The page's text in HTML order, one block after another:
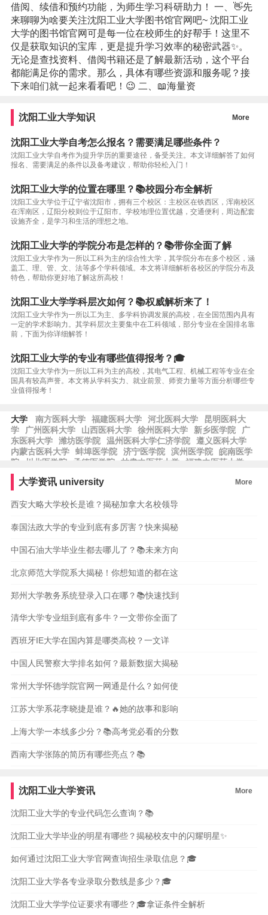
借阅、续借和预约功能，为师生学习科研助力！ 一、👋先
来聊聊为啥要关注沈阳工业大学图书馆官网吧~ 沈阳工业
大学的图书馆官网可是每一位在校师生的好帮手！这里不
仅是获取知识的宝库，更是提升学习效率的秘密武器✨。
无论是查找资料、借阅书籍还是了解最新活动，这个平台
都能满足你的需求。那么，具体有哪些资源和服务呢？接
下来咱们就一起来看看吧！😉 二、📖海量资
沈阳工业大学知识 More
沈阳工业大学自考怎么报名？需要满足哪些条件？
沈阳工业大学自考作为提升学历的重要途径，备受关注。本文详细解答了如何
报名、需要满足的条件以及备考建议，帮助你轻松入门！
沈阳工业大学的位置在哪里？📚校园分布全解析
沈阳工业大学位于辽宁省沈阳市，拥有三个校区：主校区在铁西区，浑南校区
在浑南区，辽阳分校则位于辽阳市。学校地理位置优越，交通便利，周边配套
设施齐全，是学习和生活的理想之地。
沈阳工业大学的学院分布是怎样的？📚带你全面了解
沈阳工业大学作为一所以工科为主的综合性大学，其学院分布在多个校区，涵
盖工、理、管、文、法等多个学科领域。本文将详细解析各校区的学院分布及
特色，帮助你更好地了解这所高校！
沈阳工业大学学科层次如何？📚权威解析来了！
沈阳工业大学作为一所以工为主、多学科协调发展的高校，在全国范围内具有
一定的学术影响力。其学科层次主要集中在工科领域，部分专业在全国排名靠
前，下面为你详细解答！
沈阳工业大学的专业有哪些值得报考？🎓
沈阳工业大学作为一所以工科为主的高校，其电气工程、机械工程等专业在全
国具有较高声誉。本文将从学科实力、就业前景、师资力量等方面分析哪些专
业值得报考！
大学 南方医科大学 福建医科大学 河北医科大学
昆明医科大
学
广州医科大学 山西医科大学 徐州医科大学 新乡医学院
广
东医科大学
潍坊医学院 温州医科大学仁济学院
遵义医科大学
内蒙古医科大学
蚌埠医学院 济宁医学院 滨州医学院
皖南医学
院
川北医学院 承德医学院 甘肃中医药大学
福建中医药大学
青海大学医学院
学
西南财经大学 首都经济贸易大学
河北经贸大
大学资讯 university More
西安大略大学校长是谁？揭秘加拿大名校领导
泰国法政大学的专业到底有多厉害？快来揭秘
中国石油大学毕业生都去哪儿了？📚未来方向
北京师范大学院系大揭秘！你想知道的都在这
郑州大学教务系统登录入口在哪？📚快速找到
清华大学专业组到底有多牛？一文带你全面了
西班牙IE大学在国内算是哪类高校？一文详
中国人民警察大学排名如何？最新数据大揭秘
常州大学怀德学院官网一网通是什么？如何使
江苏大学系花李晓捷是谁？🔥她的故事和影响
上海大学一本线多少分？📚高考党必看的分数
西南大学张陈的简历有哪些亮点？📚
沈阳工业大学资讯 More
沈阳工业大学的专业代码怎么查询？📚
沈阳工业大学毕业的明星有哪些？揭秘校友中的闪耀明星✨
如何通过沈阳工业大学官网查询招生录取信息？🎓
沈阳工业大学各专业录取分数线是多少？🎓
沈阳工业大学学位证要求有哪些？🎓拿证条件全解析